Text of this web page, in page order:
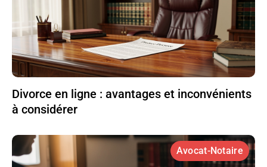
Divorce en ligne : avantages et inconvénients
à considérer
Avocat-Notaire